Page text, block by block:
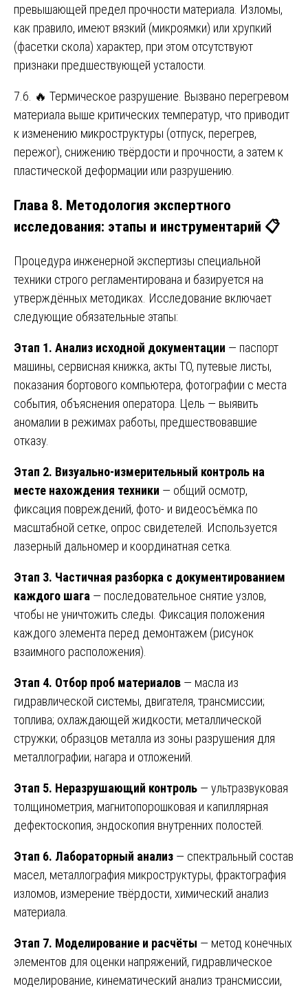
превышающей предел прочности материала. Изломы,
как правило, имеют вязкий (микроямки) или хрупкий
(фасетки скола) характер, при этом отсутствуют
признаки предшествующей усталости.
7.6. 🔥 Термическое разрушение. Вызвано перегревом
материала выше критических температур, что приводит
к изменению микроструктуры (отпуск, перегрев,
пережог), снижению твёрдости и прочности, а затем к
пластической деформации или разрушению.
Глава 8. Методология экспертного
исследования: этапы и инструментарий 📋
Процедура инженерной экспертизы специальной
техники строго регламентирована и базируется на
утверждённых методиках. Исследование включает
следующие обязательные этапы:
Этап 1. Анализ исходной документации — паспорт
машины, сервисная книжка, акты ТО, путевые листы,
показания бортового компьютера, фотографии с места
события, объяснения оператора. Цель — выявить
аномалии в режимах работы, предшествовавшие
отказу.
Этап 2. Визуально-измерительный контроль на
месте нахождения техники — общий осмотр,
фиксация повреждений, фото- и видеосъёмка по
масштабной сетке, опрос свидетелей. Используется
лазерный дальномер и координатная сетка.
Этап 3. Частичная разборка с документированием
каждого шага — последовательное снятие узлов,
чтобы не уничтожить следы. Фиксация положения
каждого элемента перед демонтажем (рисунок
взаимного расположения).
Этап 4. Отбор проб материалов — масла из
гидравлической системы, двигателя, трансмиссии;
топлива; охлаждающей жидкости; металлической
стружки; образцов металла из зоны разрушения для
металлографии; нагара и отложений.
Этап 5. Неразрушающий контроль — ультразвуковая
толщинометрия, магнитопорошковая и капиллярная
дефектоскопия, эндоскопия внутренних полостей.
Этап 6. Лабораторный анализ — спектральный состав
масел, металлография микроструктуры, фрактография
изломов, измерение твёрдости, химический анализ
материала.
Этап 7. Моделирование и расчёты — метод конечных
элементов для оценки напряжений, гидравлическое
моделирование, кинематический анализ трансмиссии,